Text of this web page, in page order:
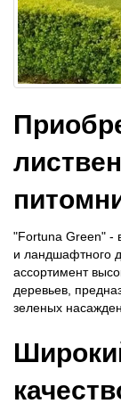
"Fortuna Green" -
и ландшафтного
ассортимент
деревьев,
зеленых